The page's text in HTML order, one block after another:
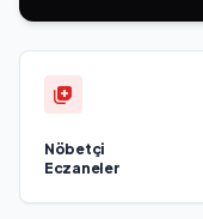
Nöbetçi
Eczaneler